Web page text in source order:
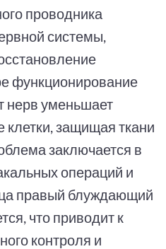
проводника
системы,
функционирование
нерв уменьшает
защищая ткани
заключается в
операций и
правый блуждающий
что приводит к
контроля и